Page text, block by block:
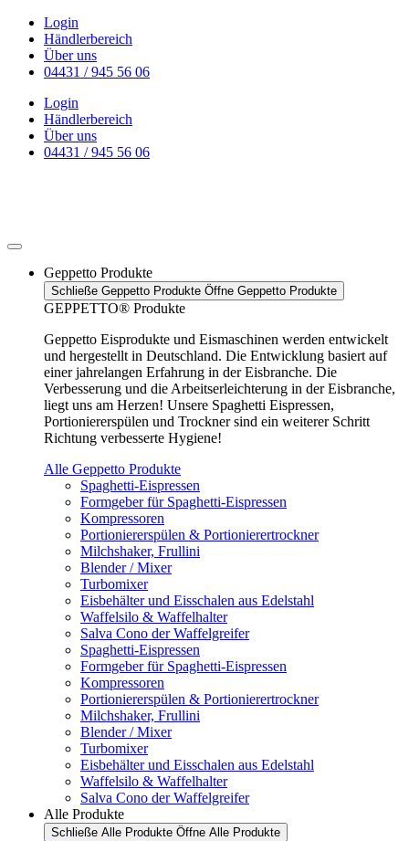
Zum
Inhalt
wechseln
Login
Händlerbereich
Über uns
04431 / 945 56 06
Login
Händlerbereich
Über uns
04431 / 945 56 06
Geppetto Produkte
Schließe Geppetto Produkte Öffne Geppetto Produkte
GEPPETTO® Produkte
Geppetto Eisprodukte und Eismaschinen werden entwickelt
und hergestellt in Deutschland. Die Entwicklung basiert auf
einer jahrelangen Erfahrung in der Eisbranche. Die
Verbesserung und die Arbeitserleichterung in der Eisbranche,
liegt uns am Herzen! Unsere Spaghetti Eispressen,
Portioniererspülen und Trockner sind ein weiterer Schritt
Richtung verbesserte Hygiene!
Alle Geppetto Produkte
Spaghetti-Eispressen
Formgeber für Spaghetti-Eispressen
Kompressoren
Portioniererspülen & Portionierertrockner
Milchshaker, Frullini
Blender / Mixer
Turbomixer
Eisbehälter und Eisschalen aus Edelstahl
Waffelsilo & Waffelhalter
Salva Cono der Waffelgreifer
Spaghetti-Eispressen
Formgeber für Spaghetti-Eispressen
Kompressoren
Portioniererspülen & Portionierertrockner
Milchshaker, Frullini
Blender / Mixer
Turbomixer
Eisbehälter und Eisschalen aus Edelstahl
Waffelsilo & Waffelhalter
Salva Cono der Waffelgreifer
Alle Produkte
Schließe Alle Produkte Öffne Alle Produkte